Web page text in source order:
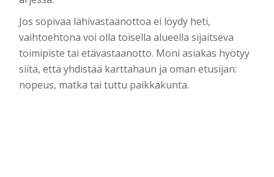
Jos sopivaa lähivastaanottoa ei löydy heti,
vaihtoehtona voi olla toisella alueella sijaitseva
toimipiste tai etävastaanotto. Moni asiakas hyötyy
siitä, että yhdistää karttahaun ja oman etusijan:
nopeus, matka tai tuttu paikkakunta.